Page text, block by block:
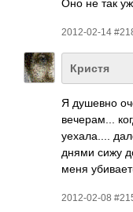
Оно не так
2012-02-14
Кристя
Я душевно
вече­рам...
уеха­ла....
днями сижу
меня
2012-02-08